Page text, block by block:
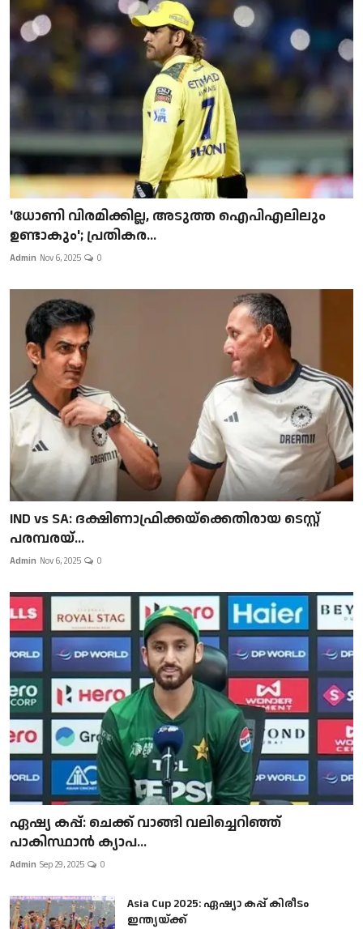
'ധോണി വിരമിക്കില്ല, അടുത്ത ഐപിഎലിലും
ഉണ്ടാകും'; പ്രതികര...
Admin Nov 6, 2025 0
IND vs SA: ദക്ഷിണാഫ്രിക്കയ്‌ക്കെതിരായ ടെസ്റ്റ്
പരമ്പരയ്...
Admin Nov 6, 2025 0
ഏഷ്യ കപ്പ്: ചെക്ക് വാങ്ങി വലിച്ചെറിഞ്ഞ്
പാകിസ്ഥാൻ ക്യാപ...
Admin Sep 29, 2025 0
Asia Cup 2025: ഏഷ്യാ കപ്പ് കിരീടം
ഇന്ത്യയ്ക്ക്